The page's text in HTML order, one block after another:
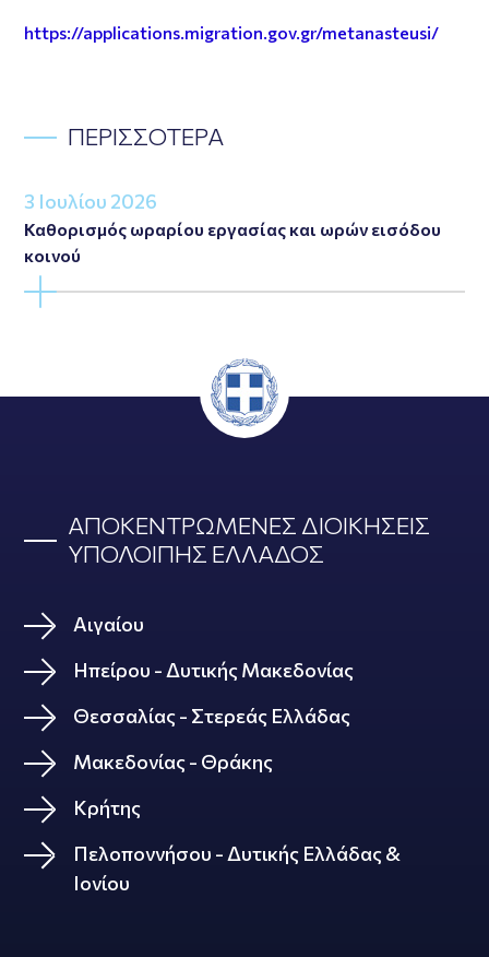
https://applications.migration.gov.gr/metanasteusi/
ΠΕΡΙΣΣΟΤΕΡΑ
3 Ιουλίου 2026
Καθορισμός ωραρίου εργασίας και ωρών εισόδου
κοινού
ΑΠΟΚΕΝΤΡΩΜΕΝΕΣ ΔΙΟΙΚΗΣΕΙΣ
ΥΠΟΛΟΙΠΗΣ ΕΛΛΑΔΟΣ
Αιγαίου
Ηπείρου - Δυτικής Μακεδονίας
Θεσσαλίας - Στερεάς Ελλάδας
Μακεδονίας - Θράκης
Κρήτης
Πελοποννήσου - Δυτικής Ελλάδας &
Ιονίου